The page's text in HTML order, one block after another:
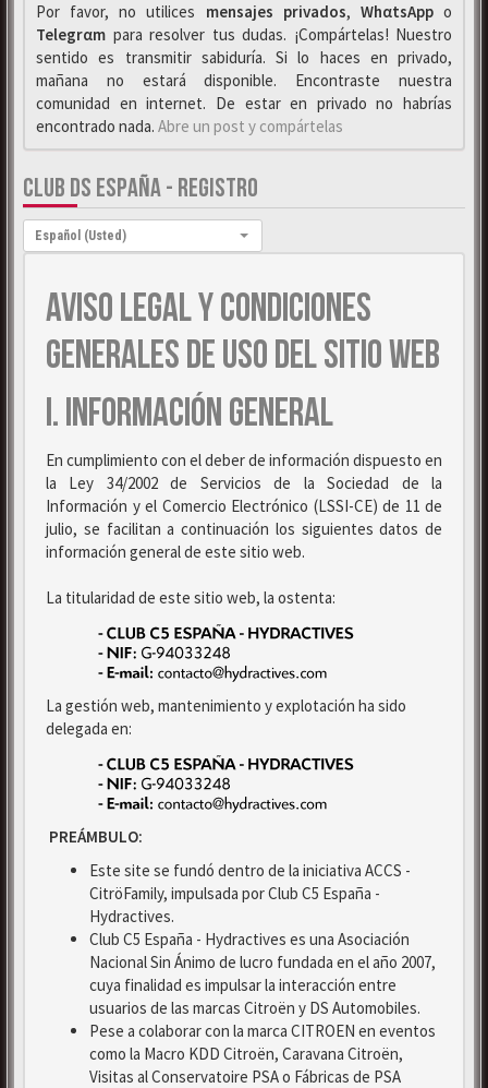
Por favor, no utilices mensajes privados, WhαtsAppo
Telegrαm para resolver tus dudas. ¡Compártelas! Nuestro
sentido es transmitir sabiduría. Si lo haces en privado,
mañana no estará disponible. Encontraste nuestra
comunidad en internet. De estar en privado no habrías
encontrado nada. Abre un post y compártelas
CLUB DS ESPAÑA - REGISTRO
Idioma:
Español (Usted)
AVISO LEGAL Y CONDICIONES
GENERALES DE USO DEL SITIO WEB
I. INFORMACIÓN GENERAL
En cumplimiento con el deber de información dispuesto en
la Ley 34/2002 de Servicios de la Sociedad de la
Información y el Comercio Electrónico (LSSI-CE) de 11 de
julio, se facilitan a continuación los siguientes datos de
información general de este sitio web.
La titularidad de este sitio web, la ostenta:
La gestión web, mantenimiento y explotación ha sido
delegada en:
PREÁMBULO:
Este site se fundó dentro de la iniciativa ACCS -
CitröFamily, impulsada por Club C5 España -
Hydractives.
Club C5 España - Hydractives es una Asociación
Nacional Sin Ánimo de lucro fundada en el año 2007,
cuya finalidad es impulsar la interacción entre
usuarios de las marcas Citroën y DS Automobiles.
Pese a colaborar con la marca CITROEN en eventos
como la Macro KDD Citroën, Caravana Citroën,
Visitas al Conservatoire PSA o Fábricas de PSA